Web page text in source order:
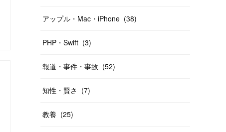
アップル・Mac・iPhone (38)
PHP・Swift (3)
報道・事件・事故 (52)
知性・賢さ (7)
教養 (25)